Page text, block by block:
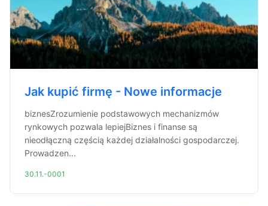
Jak kupić firmę - Nowe informacje
biznesZrozumienie podstawowych mechanizmów
rynkowych pozwala lepiejBiznes i finanse są
nieodłączną częścią każdej działalności gospodarczej.
Prowadzen...
30.11.-0001